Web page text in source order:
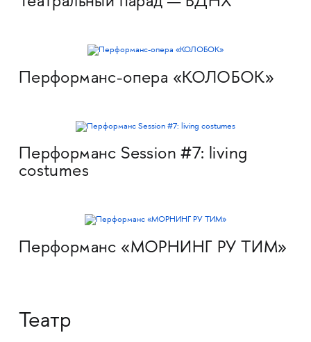
Перформанс-опера «КОЛОБОК»
Перформанс Session #7: living
costumes
Перформанс «МОРНИНГ РУ ТИМ»
Театр